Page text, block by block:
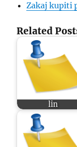
Zakaj kupiti
Related
lin